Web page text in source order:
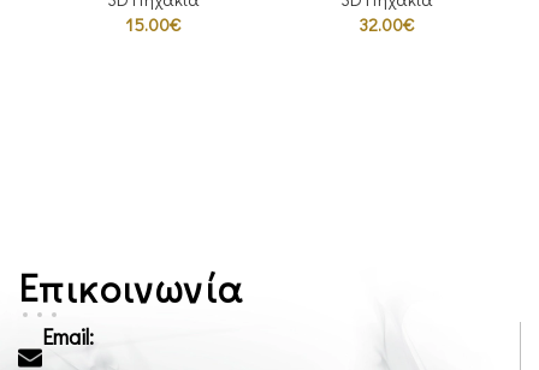
15.00€
32.00€
Επικοινωνία
Email: